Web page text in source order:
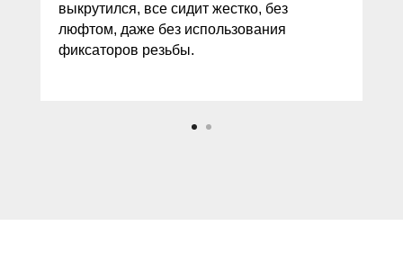
выкрутился, все сидит жестко, без
люфтом, даже без использования
фиксаторов резьбы.